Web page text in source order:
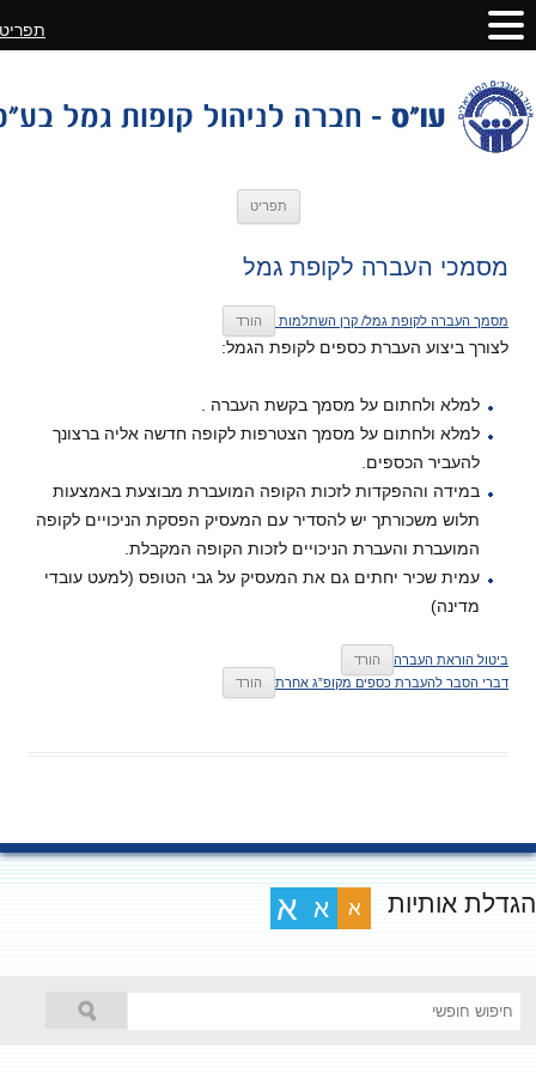
תפריט
מסמכי העברה לקופת גמל
מסמך העברה לקופת גמל/ קרן השתלמות הורד
לצורך ביצוע העברת כספים לקופת הגמל:
למלא ולחתום על מסמך בקשת העברה .
למלא ולחתום על מסמך הצטרפות לקופה חדשה אליה ברצונך
להעביר הכספים.
במידה וההפקדות לזכות הקופה המועברת מבוצעת באמצעות
תלוש משכורתך יש להסדיר עם המעסיק הפסקת הניכויים לקופה
המועברת והעברת הניכויים לזכות הקופה המקבלת.
עמית שכיר יחתים גם את המעסיק על גבי הטופס (למעט עובדי
מדינה)
ביטול הוראת העברה
הורד
דברי הסבר להעברת כספים מקופ”ג אחרת
הורד
אותיות א א א
תפריט